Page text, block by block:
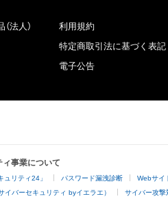
法人）
利用規約
特定商取引法に基づく表記
電子公告
事業について
リティ24」 パスワード漏洩診断 Webサイ
イバーセキュリティ byイエラエ） サイバー攻撃